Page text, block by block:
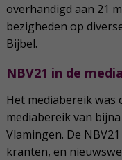
overhandigd aan 21
bezigheden op
Bijbel.
NBV21 in de media
Het mediabereik was
mediabereik van
Vlamingen. De
kranten, en